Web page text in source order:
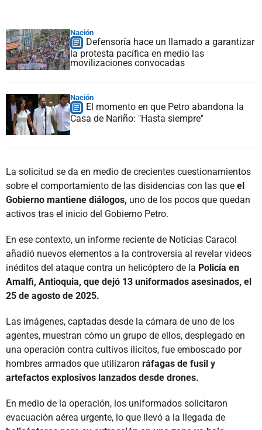
Nación
Defensoría hace un llamado a garantizar
la protesta pacífica en medio las
movilizaciones convocadas
Nación
El momento en que Petro abandona la
Casa de Nariño: "Hasta siempre"
La solicitud se da en medio de crecientes cuestionamientos
sobre el comportamiento de las disidencias con las que el
Gobierno mantiene diálogos, uno de los pocos que quedan
activos tras el inicio del Gobierno Petro.
En ese contexto, un informe reciente de Noticias Caracol
añadió nuevos elementos a la controversia al revelar videos
inéditos del ataque contra un helicóptero de la Policía en
Amalfi, Antioquia, que dejó 13 uniformados asesinados, el
25 de agosto de 2025.
Las imágenes, captadas desde la cámara de uno de los
agentes, muestran cómo un grupo de ellos, desplegado en
una operación contra cultivos ilícitos, fue emboscado por
hombres armados que utilizaron ráfagas de fusil y
artefactos explosivos lanzados desde drones.
En medio de la operación, los uniformados solicitaron
evacuación aérea urgente, lo que llevó a la llegada de